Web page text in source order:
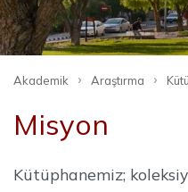
Akademik › Araştırma ›
Misyon
Kütüphanemiz;